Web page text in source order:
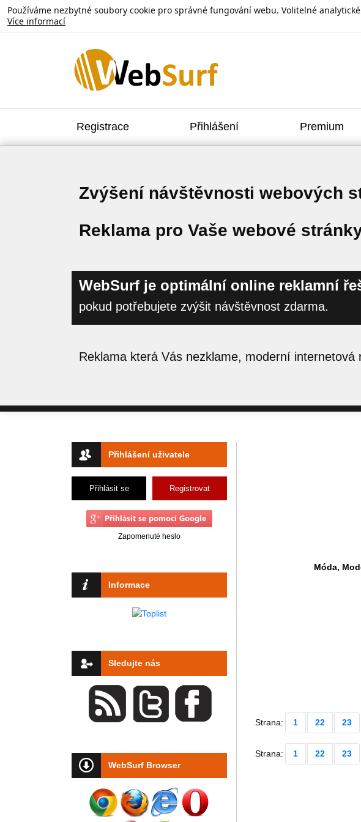
Používáme nezbytné soubory cookie pro správné fungování webu. Volitelné
Více informací
Registrace Přihlášení Premium
Zvýšení návštěvnosti webových
Reklama pro Vaše webové
WebSurf je optimální online reklamní
pokud potřebujete zvýšit návštěvnost zdarma.
Reklama která Vás nezklame, moderní internetová
Přihlášení uživatele
Přihlásit se Registrovat
Zapomenuté heslo
Informace
Sledujte nás
WebSurf Browser
Móda,
Strana: 1 22 23
Strana: 1 22 23